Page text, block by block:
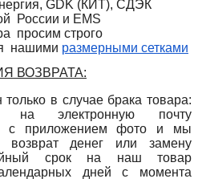
GDK (КИТ), СДЭК
России и EMS
просим строго
нашими размерными сетками
ВОЗВРАТА:
в случае брака товара:
на электронную почту
с приложением фото и мы
возврат денег или замену
срок на наш товар
дней с момента